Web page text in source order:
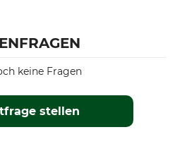
stellen
keine Fragen